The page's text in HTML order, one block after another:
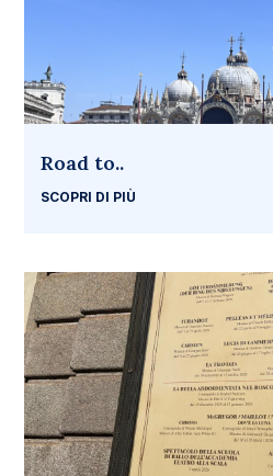
Road to..
SCOPRI DI PIÙ